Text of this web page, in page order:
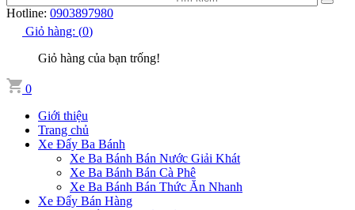
Hotline: 0903897980
Giỏ hàng: (0)
Giỏ hàng của bạn trống!
0
Giới thiệu
Trang chủ
Xe Đẩy Ba Bánh
Xe Ba Bánh Bán Nước Giải Khát
Xe Ba Bánh Bán Cà Phê
Xe Ba Bánh Bán Thức Ăn Nhanh
Xe Đẩy Bán Hàng